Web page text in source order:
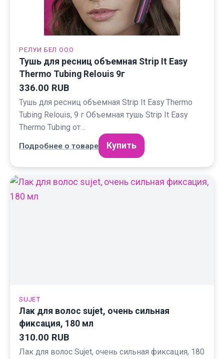
РЕЛУИ БЕЛ ООО
Тушь для ресниц объемная Strip It Easy
Thermo Tubing Relouis 9г
336.00 RUB
Тушь для ресниц объемная Strip It Easy Thermo
Tubing Relouis, 9 г Объемная тушь Strip It Easy
Thermo Tubing от…
Подробнее о товаре Купить
SUJET
Лак для волос sujet, очень сильная
фиксация, 180 мл
310.00 RUB
Лак для волос Sujet, очень сильная фиксация, 180